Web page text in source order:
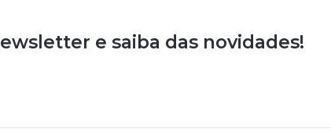
e saiba das novidades!